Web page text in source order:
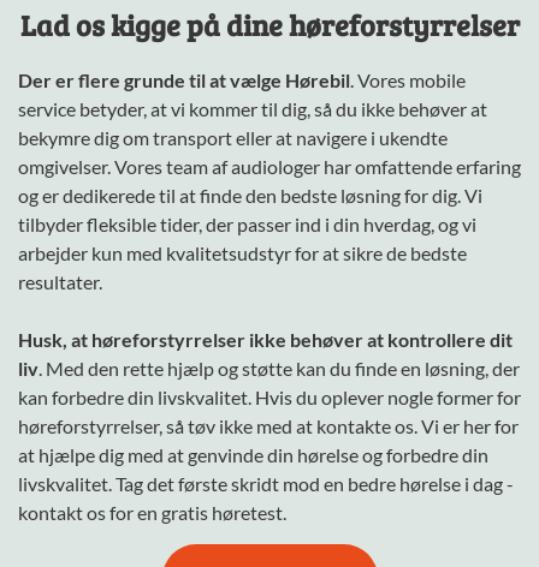
Lad os kigge på dine høreforstyrrelser
Der er flere grunde til at vælge Hørebil . Vores mobile
service betyder, at vi kommer til dig, så du ikke behøver at
bekymre dig om transport eller at navigere i ukendte
omgivelser. Vores team af audiologer har omfattende erfaring
og er dedikerede til at finde den bedste løsning for dig. Vi
tilbyder fleksible tider, der passer ind i din hverdag, og vi
arbejder kun med kvalitetsudstyr for at sikre de bedste
resultater.
Husk, at høreforstyrrelser ikke behøver at kontrollere dit
liv . Med den rette hjælp og støtte kan du finde en løsning, der
kan forbedre din livskvalitet. Hvis du oplever nogle former for
høreforstyrrelser, så tøv ikke med at kontakte os. Vi er her for
at hjælpe dig med at genvinde din hørelse og forbedre din
livskvalitet. Tag det første skridt mod en bedre hørelse i dag -
kontakt os for en gratis høretest